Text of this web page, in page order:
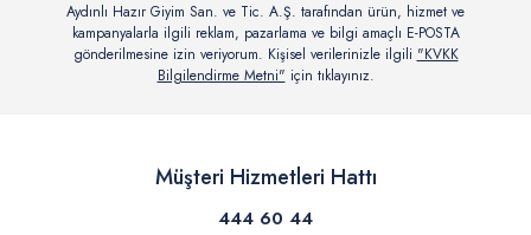
Aydınlı Hazır Giyim San. ve Tic. A.Ş. tarafından ürün, hizmet ve
kampanyalarla ilgili reklam, pazarlama ve bilgi amaçlı E-POSTA
gönderilmesine izin veriyorum. Kişisel verilerinizle ilgili "KVKK
Bilgilendirme Metni" için tıklayınız.
Müşteri Hizmetleri Hattı
444 60 44